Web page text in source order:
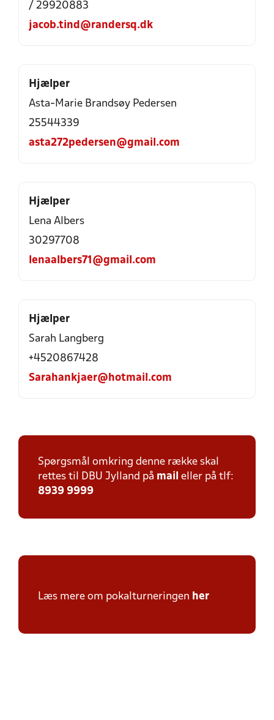
/ 29920883
jacob.tind@randersq.dk
Hjælper
Asta-Marie Brandsøy Pedersen
25544339
asta272pedersen@gmail.com
Hjælper
Lena Albers
30297708
lenaalbers71@gmail.com
Hjælper
Sarah Langberg
+4520867428
Sarahankjaer@hotmail.com
Spørgsmål omkring denne række skal
rettes til DBU Jylland på mail eller på tlf:
8939 9999
Læs mere om pokalturneringen her